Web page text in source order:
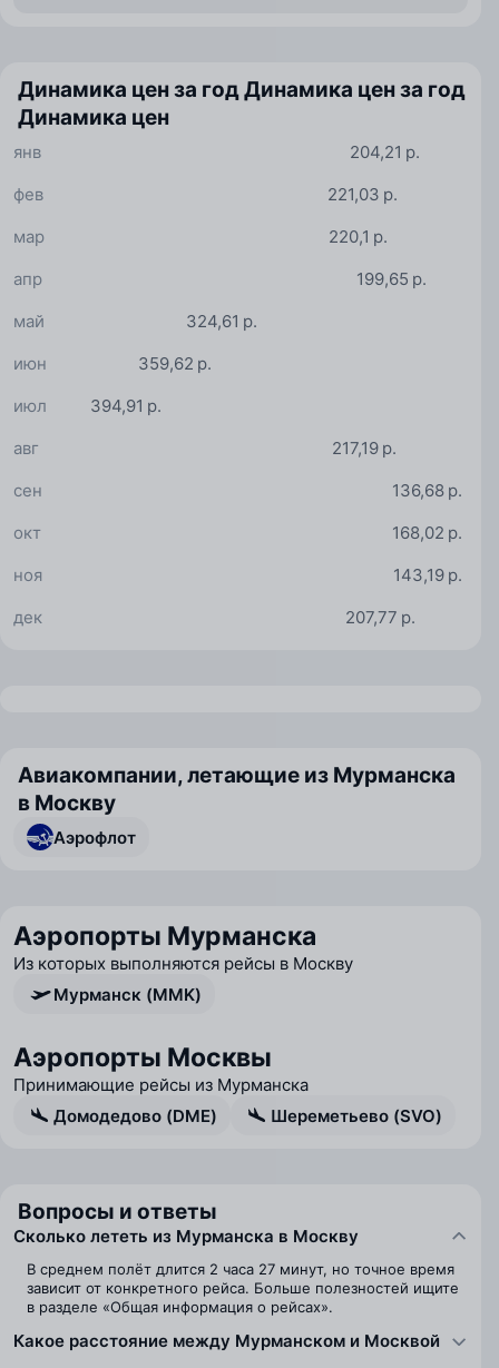
Динамика цен за годДинамика цен за год
Динамика цен
204,21 р.
янв
221,03 р.
фев
220,1 р.
мар
199,65 р.
апр
324,61 р.
май
359,62 р.
июн
394,91 р.
июл
217,19 р.
авг
136,68 р.
сен
168,02 р.
окт
143,19 р.
ноя
207,77 р.
дек
Авиакомпании, летающие из Мурманска
в Москву
Аэрофлот
Аэропорты Мурманска
Из которых выполняются рейсы в Москву
Мурманск (MMK)
Аэропорты Москвы
Принимающие рейсы из Мурманска
Домодедово (DME)
Шереметьево (SVO)
Вопросы и ответы
Сколько лететь из Мурманска в Москву
В среднем полёт длится 2 часа 27 минут, но точное время
зависит от конкретного рейса. Больше полезностей ищите
в разделе «Общая информация о рейсах».
Какое расстояние между Мурманском и Москвой